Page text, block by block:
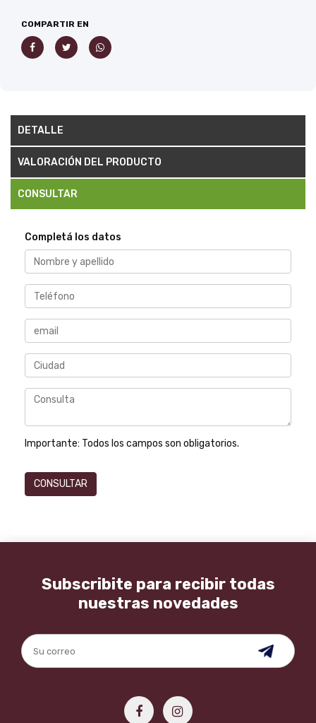
COMPARTIR EN
DETALLE
VALORACIÓN DEL PRODUCTO
CONSULTAR
Completá los datos
Importante: Todos los campos son obligatorios.
Subscribite para recibir todas
nuestras novedades